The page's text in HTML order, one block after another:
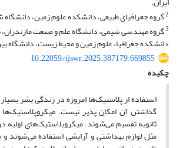
2گروه جغرافیای طبیعی، دانشکده علوم زمین،
3گروه مهندسی شیمی، دانشگاه علم و صنعت
دانشکده جغرافیا، علوم زمین و محیط زیست، دانشگاه
10.22059/ijswr.2025.387179.669855
چکیده
استفاده از پلاستیک‌ها امروزه در زندگی بشر
گذاشتن آن امکان پذیر نیست. میکروپلاستیک‌ها
ثانویه تقسیم می‌شوند. میکروپلاستیک‌های
مثل لوازم بهداشتی و آرایشی استفاده می‌شوند